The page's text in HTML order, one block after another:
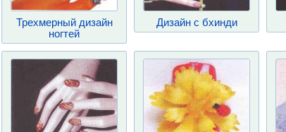
Трехмерный дизайн
ногтей
Дизайн с бхинди